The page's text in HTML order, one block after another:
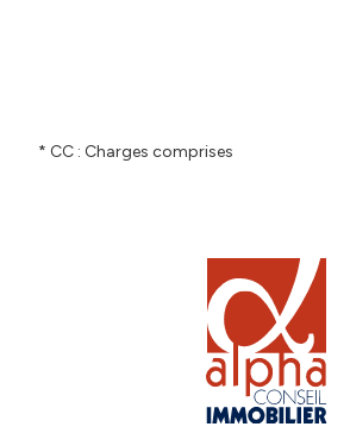
* CC : Charges comprises